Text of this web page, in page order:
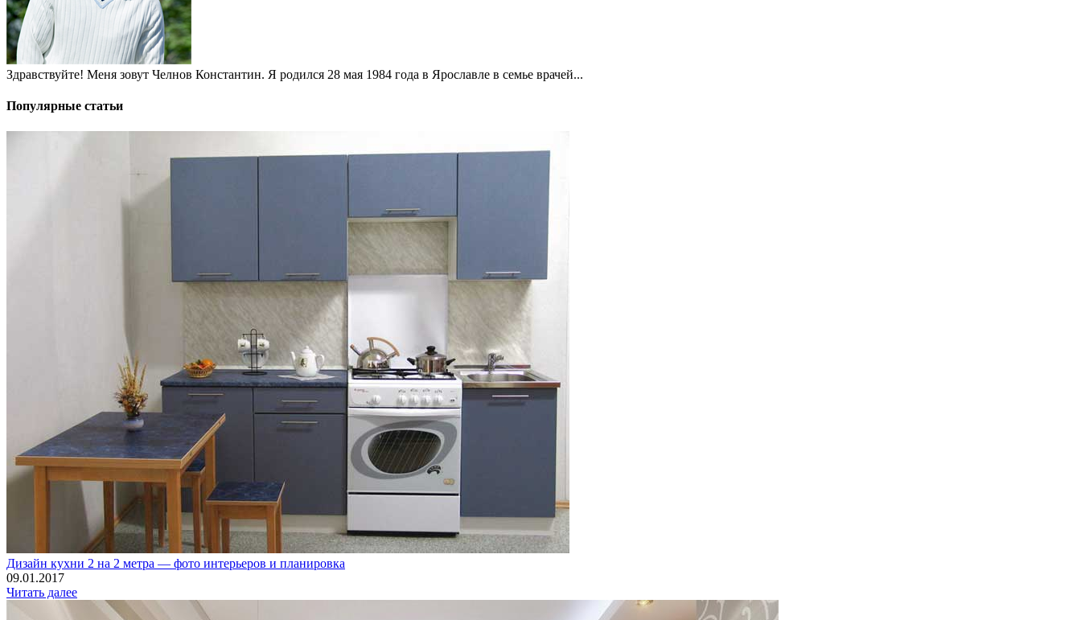
Здравствуйте! Меня зовут Челнов Константин. Я родился 28 мая 1984 года в Ярославле в семье врачей...
Популярные статьи
Дизайн кухни 2 на 2 метра — фото интерьеров и планировка
09.01.2017
Читать далее